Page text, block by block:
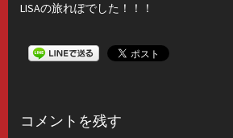
LISAの旅れぽでした！！！
コメントを残す